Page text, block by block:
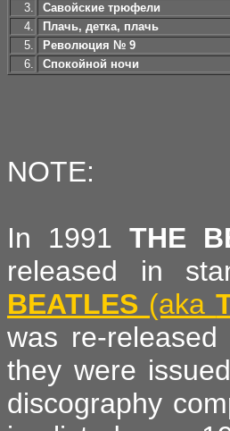
3.
Савойские трюфели
4.
Плачь, детка, плачь
5.
Революция № 9
6.
Спокойной ночи
NOTE:
In 1991THE
released in
BEATLES (aka
was re-
they were
discography